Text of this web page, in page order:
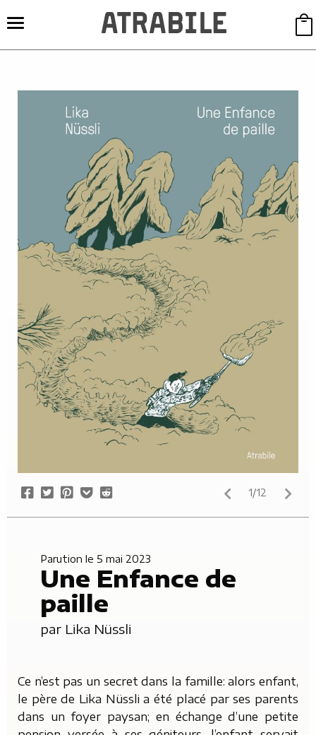
Share
on
Tweet
Pin
it
Add
to
Submit
to
1/12
Parution le 5 mai 2023
Une Enfance de
paille
par Lika Nüssli
Ce n’est pas un secret dans la famille: alors enfant,
le père de Lika Nüssli a été placé par ses parents
dans un foyer paysan; en échange d’une petite